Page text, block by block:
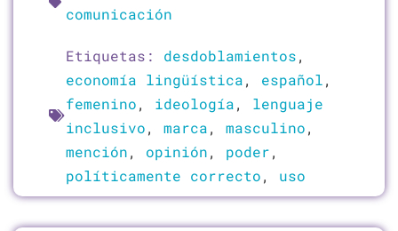
comunicación
Etiquetas: desdoblamientos,
economía lingüística, español,
femenino, ideología, lenguaje
inclusivo, marca, masculino,
mención, opinión, poder,
políticamente correcto, uso